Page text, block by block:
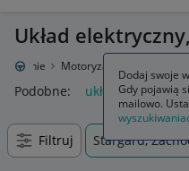
Układ
Lokalnie Motoryzacja
Podobne: układ
Filtruj Stargard,
Dodaj swoje
Gdy pojawią
mailowo.